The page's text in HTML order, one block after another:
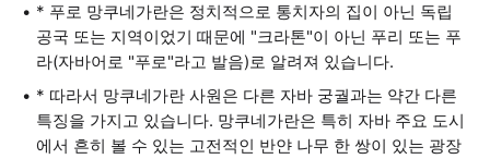
* 푸로 망쿠네가란은 정치적으로 통치자의 집이 아닌 독립
공국 또는 지역이었기 때문에 "크라톤"이 아닌 푸리 또는 푸
라(자바어로 "푸로"라고 발음)로 알려져 있습니다.
* 따라서 망쿠네가란 사원은 다른 자바 궁궐과는 약간 다른
특징을 가지고 있습니다. 망쿠네가란은 특히 자바 주요 도시
에서 흔히 볼 수 있는 고전적인 반얀 나무 한 쌍이 있는 광장